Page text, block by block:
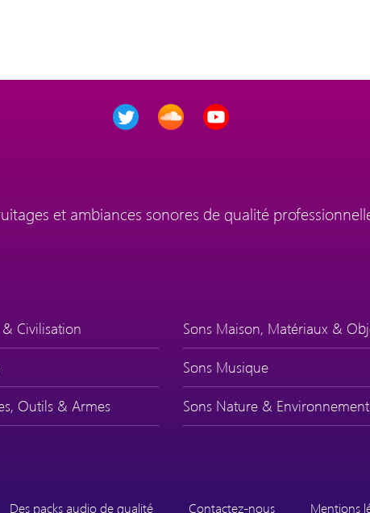
et ambiances sonores de qualité
Civilisation
Outils & Armes
Sons Maison, Matériaux &
Sons Musique
Sons Nature & Environnement
Des packs audio de qualité Contactez-nous Mentions